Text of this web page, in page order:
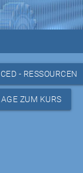
- RESSOURCEN
ZUM KURS